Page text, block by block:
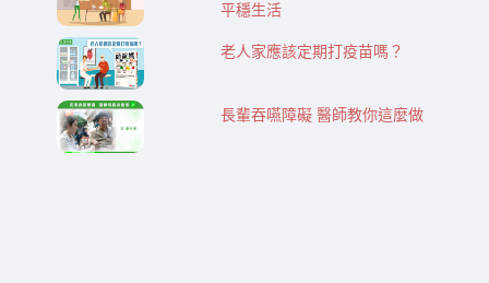
平穩生活
老人家應該定期打疫苗嗎？
長輩吞嚥障礙 醫師教你這麼做